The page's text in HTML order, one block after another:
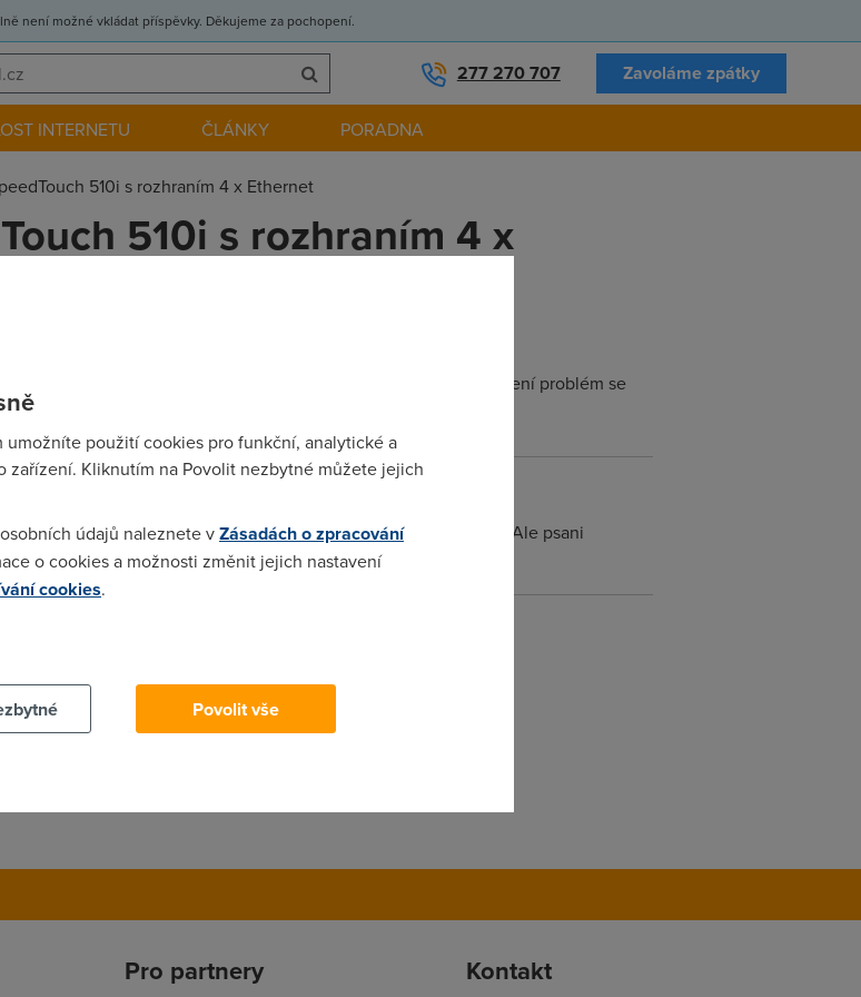
není možné vkládat příspěvky. Děkujeme za pochopení.
277 270 707 Zavoláme zpátky
INTERNETU ČLÁNKY PORADNA
510i s rozhraním 4 x Ethernet
510i s rozhraním 4 x
tím souběžně na všech portech... Jestli se to nějak nebije a není problém se
chat, telefonovani, a vsechno takovyhle nebude fungovat. Ale psani
chodit uplne všechno.
Pro partnery Kontakt
umožníte použití cookies pro funkční, analytické a
zařízení. Kliknutím na Povolit nezbytné můžete jejich
údajů naleznete vZásadách o zpracování
o cookies a možnosti změnit jejich nastavení
cookies.
Povolit vše